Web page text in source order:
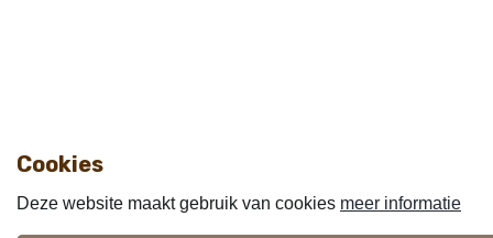
Cookies
Deze website maakt gebruik van cookies meer informatie